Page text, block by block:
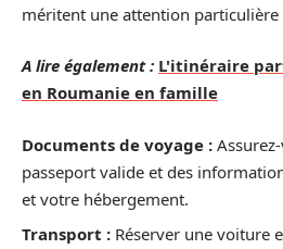
méritent une attention particulière
A lire également : L'itinéraire
en Roumanie en famille
Documents de voyage :
passeport valide et des
et votre hébergement.
Transport : Réserver une voiture